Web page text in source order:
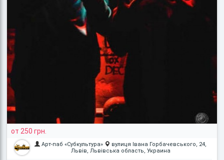
от 250 грн.
Арт-паб «Субкультура»
вулиця Івана Горбачевського, 24,
Львів, Львівська область, Украина